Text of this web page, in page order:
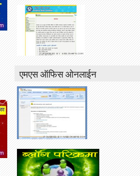
एमएस ऑफिस ओनलाईन